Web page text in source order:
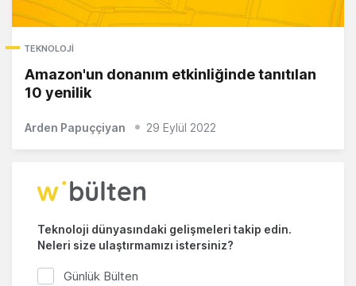
TEKNOLOJI
Amazon'un donanım etkinliğinde tanıtılan
10 yenilik
Arden Papuççiyan 29 Eylül 2022
Teknoloji dünyasındaki gelişmeleri takip edin.
Neleri size ulaştırmamızı istersiniz?
Günlük Bülten